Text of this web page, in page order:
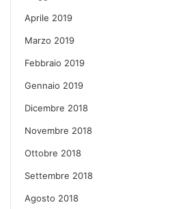
Aprile 2019
Marzo 2019
Febbraio 2019
Gennaio 2019
Dicembre 2018
Novembre 2018
Ottobre 2018
Settembre 2018
Agosto 2018